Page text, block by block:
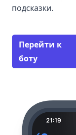
подсказки.
Перейти к
боту